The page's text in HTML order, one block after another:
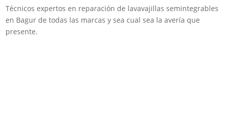
Técnicos expertos en reparación de lavavajillas semintegrables
en Bagur de todas las marcas y sea cual sea la avería que
presente.